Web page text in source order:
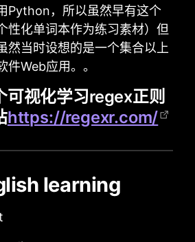
Python，所以虽然早有这个
性化单词本作为练习素材）但
然当时设想的是一个集合以上
件Web应用。。
可视化学习regex正则
https://regexr.com/
learning